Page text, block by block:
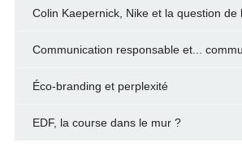
Colin Kaepernick, Nike et la question de
Communication responsable et...
Éco-branding et perplexité
EDF, la course dans le mur ?